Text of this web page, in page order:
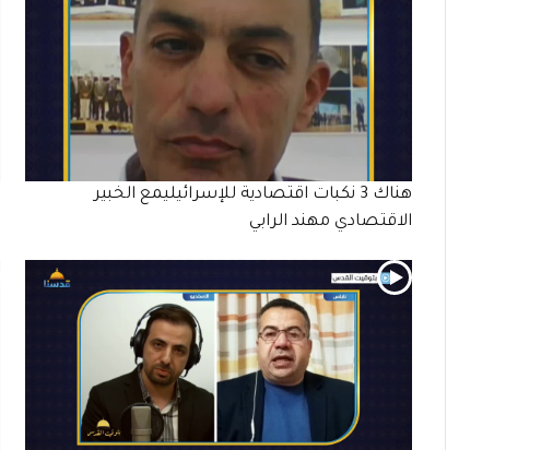
هناك 3 نكبات اقتصادية للإسرائيليمع الخبير
الاقتصادي مهند الرابي